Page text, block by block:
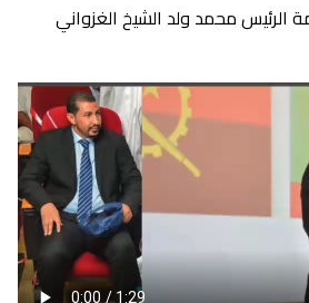
الرئيس محمد ولد الشيخ الغزواني